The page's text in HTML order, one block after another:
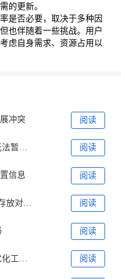
的更新。
是否必要，取决于多种因
也伴随着一些挑战。用户
虑自身需求、资源占用以
冲突 阅读
google Chrome浏览器下载任务无法暂停的应对方法 阅读
信息 阅读
Safari 浏览器下载文件自动分类存放对应文件夹 阅读
阅读
阅读